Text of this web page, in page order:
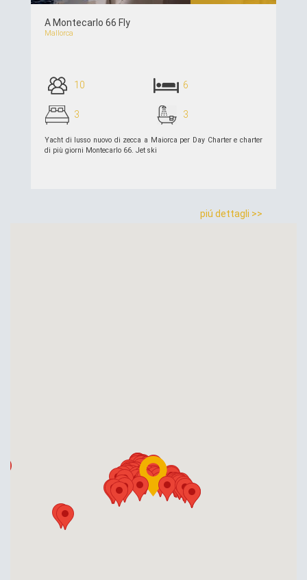
A Montecarlo 66 Fly
Mallorca
10 6
3 3
Yacht di lusso nuovo di zecca a Maiorca per Day Charter e charter
di più giorni Montecarlo 66. Jet ski
piú dettagli >>